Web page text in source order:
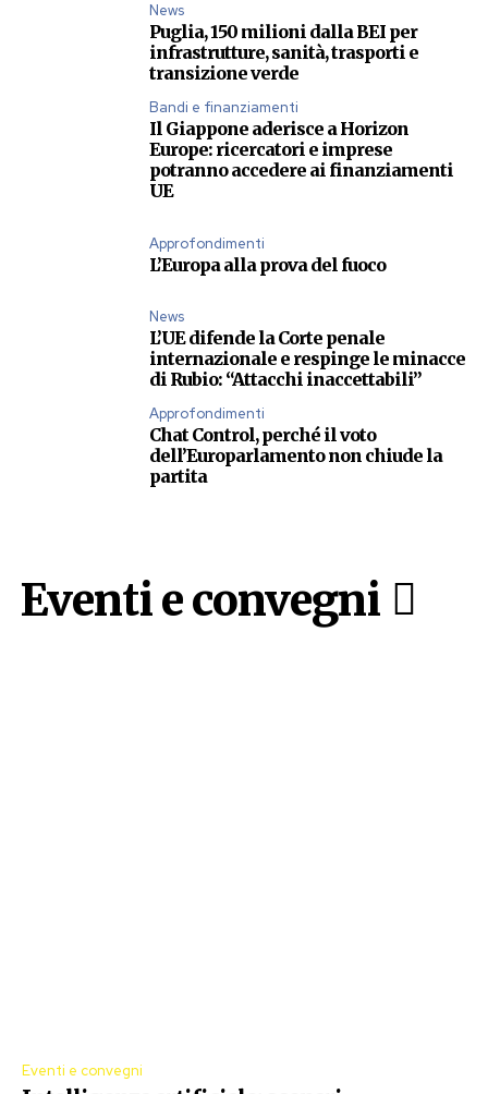
News
Puglia, 150 milioni dalla BEI per
infrastrutture, sanità, trasporti e
transizione verde
Bandi e finanziamenti
Il Giappone aderisce a Horizon
Europe: ricercatori e imprese
potranno accedere ai finanziamenti
UE
Approfondimenti
L’Europa alla prova del fuoco
News
L’UE difende la Corte penale
internazionale e respinge le minacce
di Rubio: “Attacchi inaccettabili”
Approfondimenti
Chat Control, perché il voto
dell’Europarlamento non chiude la
partita
Eventi e convegni
Eventi e convegni